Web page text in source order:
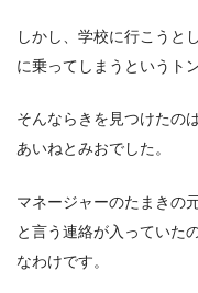
しかし、学校に行こうと
に乗ってしまうというト
そんならきを見つけたの
あいねとみおでした。
マネージャーのたまきの
と言う連絡が入っていた
なわけです。